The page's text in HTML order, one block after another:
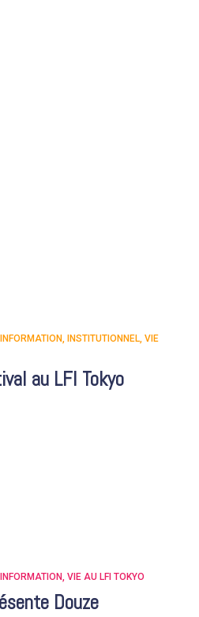
INFORMATION INSTITUTIONNEL VIE
au LFI Tokyo
INFORMATION VIE AU LFI TOKYO
Douze